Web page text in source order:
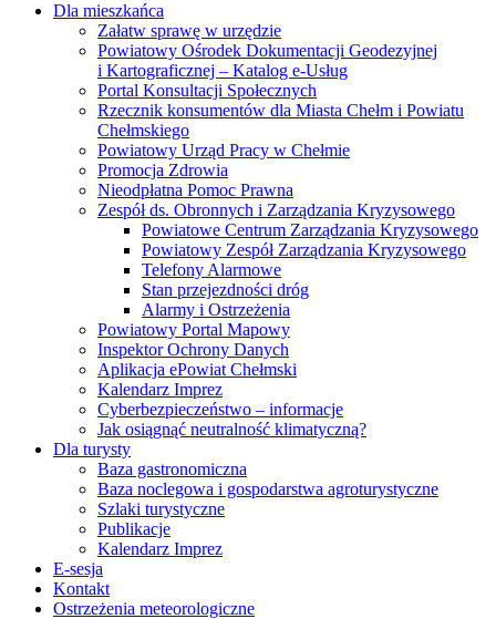
Dla mieszkańca
Załatw sprawę w urzędzie
Powiatowy Ośrodek Dokumentacji Geodezyjnej
i Kartograficznej – Katalog e-Usług
Portal Konsultacji Społecznych
Rzecznik konsumentów dla Miasta Chełm i Powiatu
Chełmskiego
Powiatowy Urząd Pracy w Chełmie
Promocja Zdrowia
Nieodpłatna Pomoc Prawna
Zespół ds. Obronnych i Zarządzania Kryzysowego
Powiatowe Centrum Zarządzania Kryzysowego
Powiatowy Zespół Zarządzania Kryzysowego
Telefony Alarmowe
Stan przejezdności dróg
Alarmy i Ostrzeżenia
Powiatowy Portal Mapowy
Inspektor Ochrony Danych
Aplikacja ePowiat Chełmski
Kalendarz Imprez
Cyberbezpieczeństwo – informacje
Jak osiągnąć neutralność klimatyczną?
Dla turysty
Baza gastronomiczna
Baza noclegowa i gospodarstwa agroturystyczne
Szlaki turystyczne
Publikacje
Kalendarz Imprez
E-sesja
Kontakt
Ostrzeżenia meteorologiczne